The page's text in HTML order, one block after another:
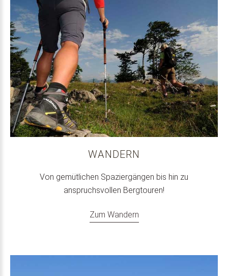
WANDERN
Von gemütlichen Spaziergängen bis hin zu
anspruchsvollen Bergtouren!
Zum Wandern